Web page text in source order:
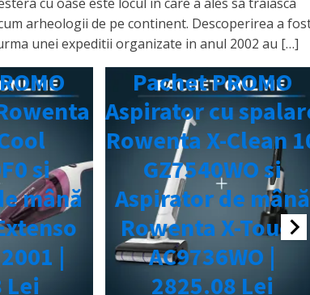
arheologii de pe continent. Descoperirea a
unei expeditii organizate in anul 2002 au […]